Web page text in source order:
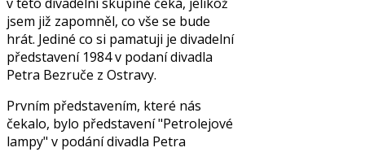
jsem již zapomněl, co vše se bude
hrát. Jediné co si pamatuji je divadelní
představení 1984 v podaní divadla
Petra Bezruče z Ostravy.
Prvním představením, které nás
čekalo, bylo představení "Petrolejové
lampy" v podání divadla Petra